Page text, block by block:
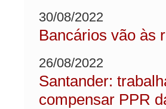
30/08/2022
Bancários vão às
26/08/2022
Santander:
compensar PPR